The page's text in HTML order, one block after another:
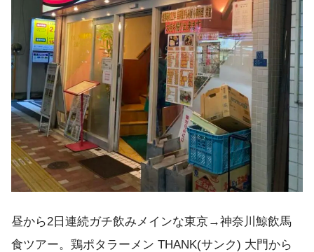
昼から2日連続ガチ飲みメインな東京→神奈川鯨飲馬
食ツアー。鶏ポタラーメン THANK(サンク) 大門から